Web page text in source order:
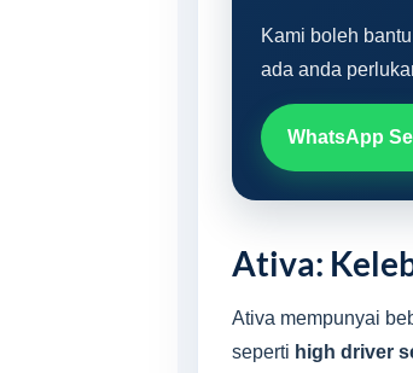
Kami boleh
ada anda
WhatsApp
Ativa:
Ativa mempunyai
seperti high driver